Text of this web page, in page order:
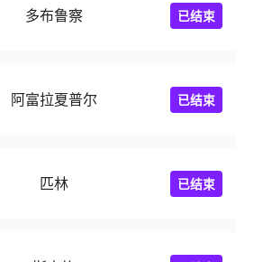
多布鲁察 已结束
阿富拉夏普尔 已结束
匹林 已结束